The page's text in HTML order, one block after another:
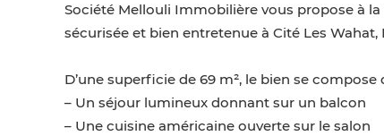
Société Mellouli Immobilière vous propose à
sécurisée et bien entretenue à Cité Les Wahat,
D’une superficie de 69 m², le bien se compose
– Un séjour lumineux donnant sur un balcon
– Une cuisine américaine ouverte sur le salon